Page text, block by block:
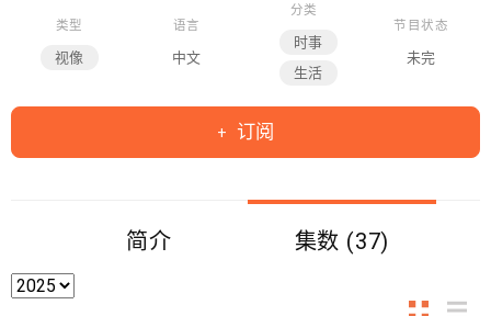
类型
视像
语言
中文
分类
时事
生活
节目状态
未完
订阅
简介 集数 (37)